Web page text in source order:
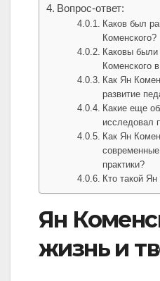
Вопрос-ответ:
Каков был
Коменского?
Каковы
Коменского
Как Ян
развитие
Какие еще
исследовал
Как Ян
современные
практики?
Кто такой
Ян
жизнь и